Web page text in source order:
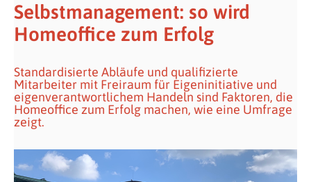
Selbstmanagement: so wird
Homeoffice zum Erfolg
Standardisierte Abläufe und qualifizierte
Mitarbeiter mit Freiraum für Eigeninitiative und
eigenverantwortlichem Handeln sind Faktoren, die
Homeoffice zum Erfolg machen, wie eine Umfrage
zeigt.